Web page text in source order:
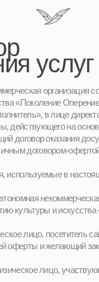
Новым ученикам
организация содействия развитию
Оперение», именуемая в
на основании Устава,
оказания досуговых услуг,
офертой (предложением) в
в настоящей публичной
некоммерческая организация
и искусства «Поколение
посетитель сайта, принимающий
и желающий заключить договор
лицо, участвующее в досуговых
организация и постановка
концертов и прочих сценических
Исполнителя, расположенная по
тер.г. муниципальный округ
Красносельская, 7 стр. 2, помещ.